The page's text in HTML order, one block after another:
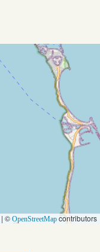
| © OpenStreetMap contributors